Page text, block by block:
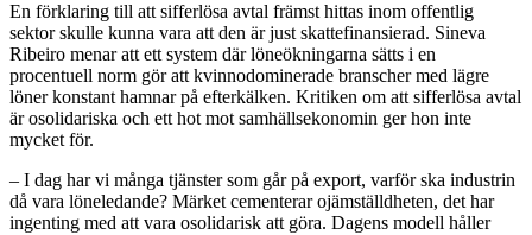
En förklaring till att sifferlösa avtal främst hittas inom offentlig
sektor skulle kunna vara att den är just skattefinansierad. Sineva
Ribeiro menar att ett system där löneökningarna sätts i en
procentuell norm gör att kvinnodominerade branscher med lägre
löner konstant hamnar på efterkälken. Kritiken om att sifferlösa avtal
är osolidariska och ett hot mot samhällsekonomin ger hon inte
mycket för.
– I dag har vi många tjänster som går på export, varför ska industrin
då vara löneledande? Märket cementerar ojämställdheten, det har
ingenting med att vara osolidarisk att göra. Dagens modell håller